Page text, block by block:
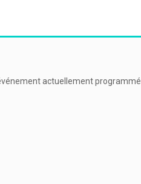
actuellement programmé.